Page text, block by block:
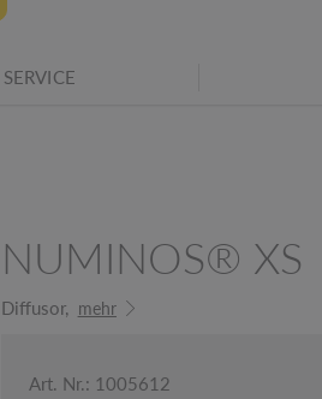
SERVICE
NUMINOS® XS
Diffusor, mehr
Art. Nr.: 1005612